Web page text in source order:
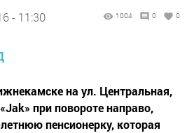
- 11:30 1004 0 0
на ул. Центральная,
при повороте направо,
пенсионерку, которая